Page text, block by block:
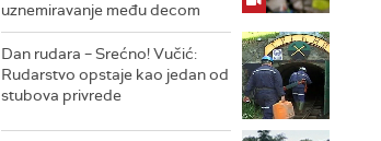
uznemiravanje među decom
Dan rudara – Srećno! Vučić:
Rudarstvo opstaje kao jedan od
stubova privrede